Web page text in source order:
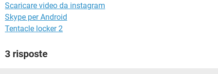
Scaricare video da instagram
Skype per Android
Tentacle locker 2
3 risposte